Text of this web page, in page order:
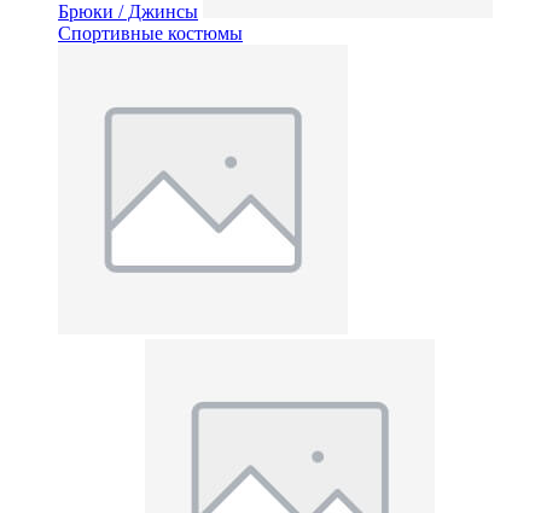
Брюки / Джинсы
Спортивные костюмы